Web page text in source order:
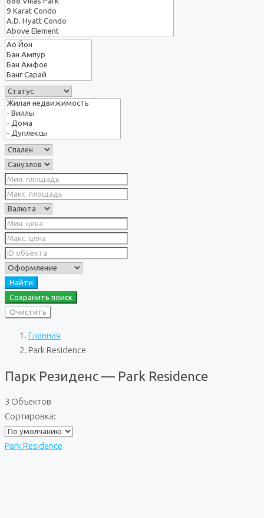
Найти
Сохранить поиск
Очистить
Главная
Park Residence
Парк Резиденс — Park Residence
3 Объектов
Сортировка:
Park Residence